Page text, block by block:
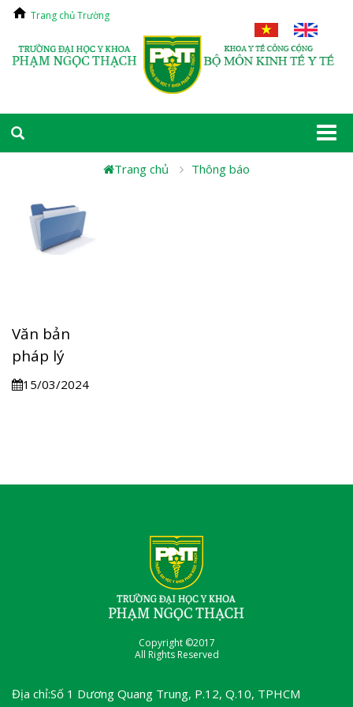
Trang chủ Trường
Trang chủ
Thông báo
Văn bản
pháp lý
15/03/2024
Copyright ©2017
All Rights Reserved
Địa chỉ:Số 1 Dương Quang Trung, P.12, Q.10, TPHCM